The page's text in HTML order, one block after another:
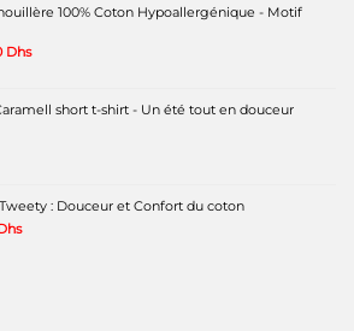
100% Coton Hypoallergénique - Motif
:
Dhs.
DhsLe
est :
100 Dhs.short t-shirt - Un été tout en douceur
: Douceur et Confort du coton
Le